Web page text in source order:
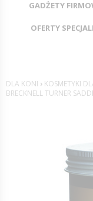
GADŻETY
OFERTY
DLA KONI › KOSMETYKI
BRECKNELL TURNER